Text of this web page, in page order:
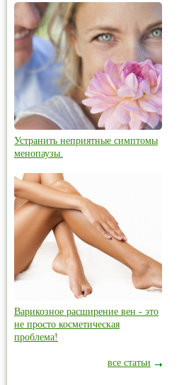
Устранить неприятные симптомы
менопаузы.
Варикозное расширение вен - это
не просто косметическая
проблема!
все статьи